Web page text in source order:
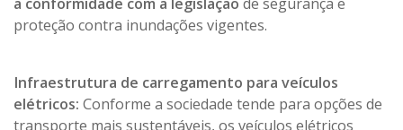
proteção contra inundações vigentes.
Infraestrutura de carregamento para veículos
elétricos: Conforme a sociedade tende para opções de
transporte mais sustentáveis, os veículos elétricos